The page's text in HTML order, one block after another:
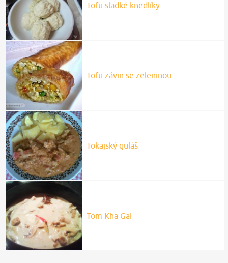
Tofu sladké knedlíky
Tofu závin se zeleninou
Tokajský guláš
Tom Kha Gai